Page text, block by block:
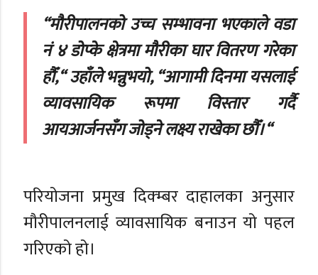
“मौरीपालनको उच्च सम्भावना भएकाले वडा
नं ४ डोप्के क्षेत्रमा मौरीका घार वितरण गरेका
हौँ,“ उहाँले भन्नुभयो, “आगामी दिनमा यसलाई
व्यावसायिक रूपमा विस्तार गर्दै
आयआर्जनसँग जोड्ने लक्ष्य राखेका छौँ।“
परियोजना प्रमुख दिक्म्बर दाहालका अनुसार
मौरीपालनलाई व्यावसायिक बनाउन यो पहल
गरिएको हो।